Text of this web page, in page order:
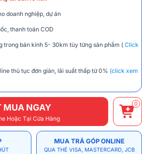
doanh nghiệp, dự án
thanh toán COD
trong bán kính 5- 30km tùy từng sản phẩm ( Click
thủ tục đơn giản, lãi suất thấp từ 0% (click xem
MUA NGAY
Hoặc Tại Cửa Hàng
0
MUA TRẢ GÓP ONLINE
QUA THẺ VISA, MASTERCARD, JCB